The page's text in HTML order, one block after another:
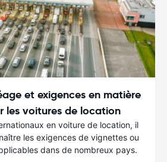
et exigences en matière
les voitures de location
en voiture de location, il
les exigences de vignettes ou
dans de nombreux pays.